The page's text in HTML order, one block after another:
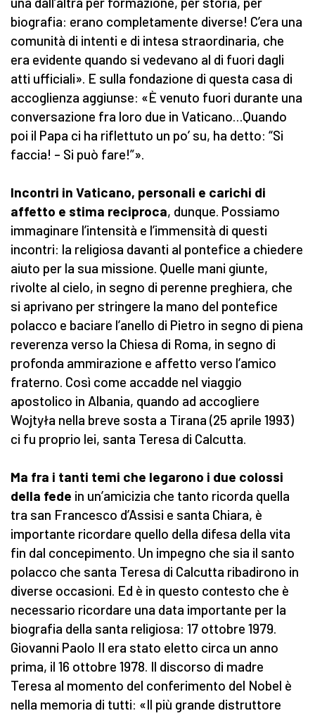
biografia: erano completamente diverse! C’era una
comunità di intenti e di intesa straordinaria, che
era evidente quando si vedevano al di fuori dagli
atti ufficiali». E sulla fondazione di questa casa di
accoglienza aggiunse: «È venuto fuori durante una
conversazione fra loro due in Vaticano…Quando
poi il Papa ci ha riflettuto un po’ su, ha detto: “Si
faccia! – Si può fare!”».
Incontri in Vaticano, personali e carichi di
affetto e stima reciproca, dunque. Possiamo
immaginare l’intensità e l’immensità di questi
incontri: la religiosa davanti al pontefice a chiedere
aiuto per la sua missione. Quelle mani giunte,
rivolte al cielo, in segno di perenne preghiera, che
si aprivano per stringere la mano del pontefice
polacco e baciare l’anello di Pietro in segno di piena
reverenza verso la Chiesa di Roma, in segno di
profonda ammirazione e affetto verso l’amico
fraterno. Così come accadde nel viaggio
apostolico in Albania, quando ad accogliere
Wojtyła nella breve sosta a Tirana (25 aprile 1993)
ci fu proprio lei, santa Teresa di Calcutta.
Ma fra i tanti temi che legarono i due colossi
della fede in un’amicizia che tanto ricorda quella
tra san Francesco d’Assisi e santa Chiara, è
importante ricordare quello della difesa della vita
fin dal concepimento. Un impegno che sia il santo
polacco che santa Teresa di Calcutta ribadirono in
diverse occasioni. Ed è in questo contesto che è
necessario ricordare una data importante per la
biografia della santa religiosa: 17 ottobre 1979.
Giovanni Paolo II era stato eletto circa un anno
prima, il 16 ottobre 1978. Il discorso di madre
Teresa al momento del conferimento del Nobel è
nella memoria di tutti: «Il più grande distruttore